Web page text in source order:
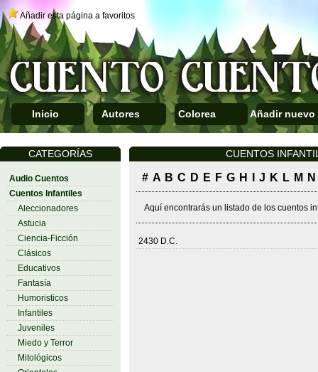
Añadir esta página a favoritos
Inicio Autores Colorea Añadir nuevo
CATEGORÍAS
Audio Cuentos
Cuentos Infantiles
Aleccionadores
Astucia
Ciencia-Ficción
Clásicos
Educativos
Fantasía
Humoristicos
Infantiles
Juveniles
Miedo y Terror
Mitológicos
CUENTOS
# A B C D E F G H J K L M N
Aquí encontrarás un listado de los cuentos
2430 D.C.